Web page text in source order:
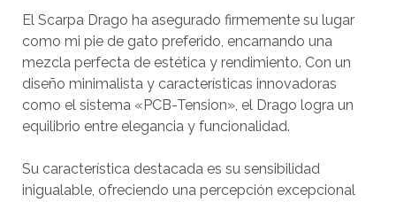
El Scarpa Drago ha asegurado firmemente su lugar
como mi pie de gato preferido, encarnando una
mezcla perfecta de estética y rendimiento. Con un
diseño minimalista y características innovadoras
como el sistema «PCB-Tension», el Drago logra un
equilibrio entre elegancia y funcionalidad.
Su característica destacada es su sensibilidad
inigualable, ofreciendo una percepción excepcional